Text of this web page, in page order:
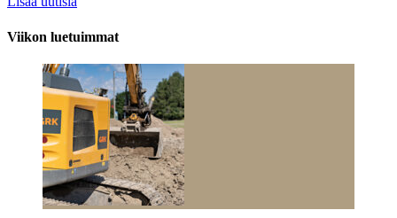
Viikon luetuimmat